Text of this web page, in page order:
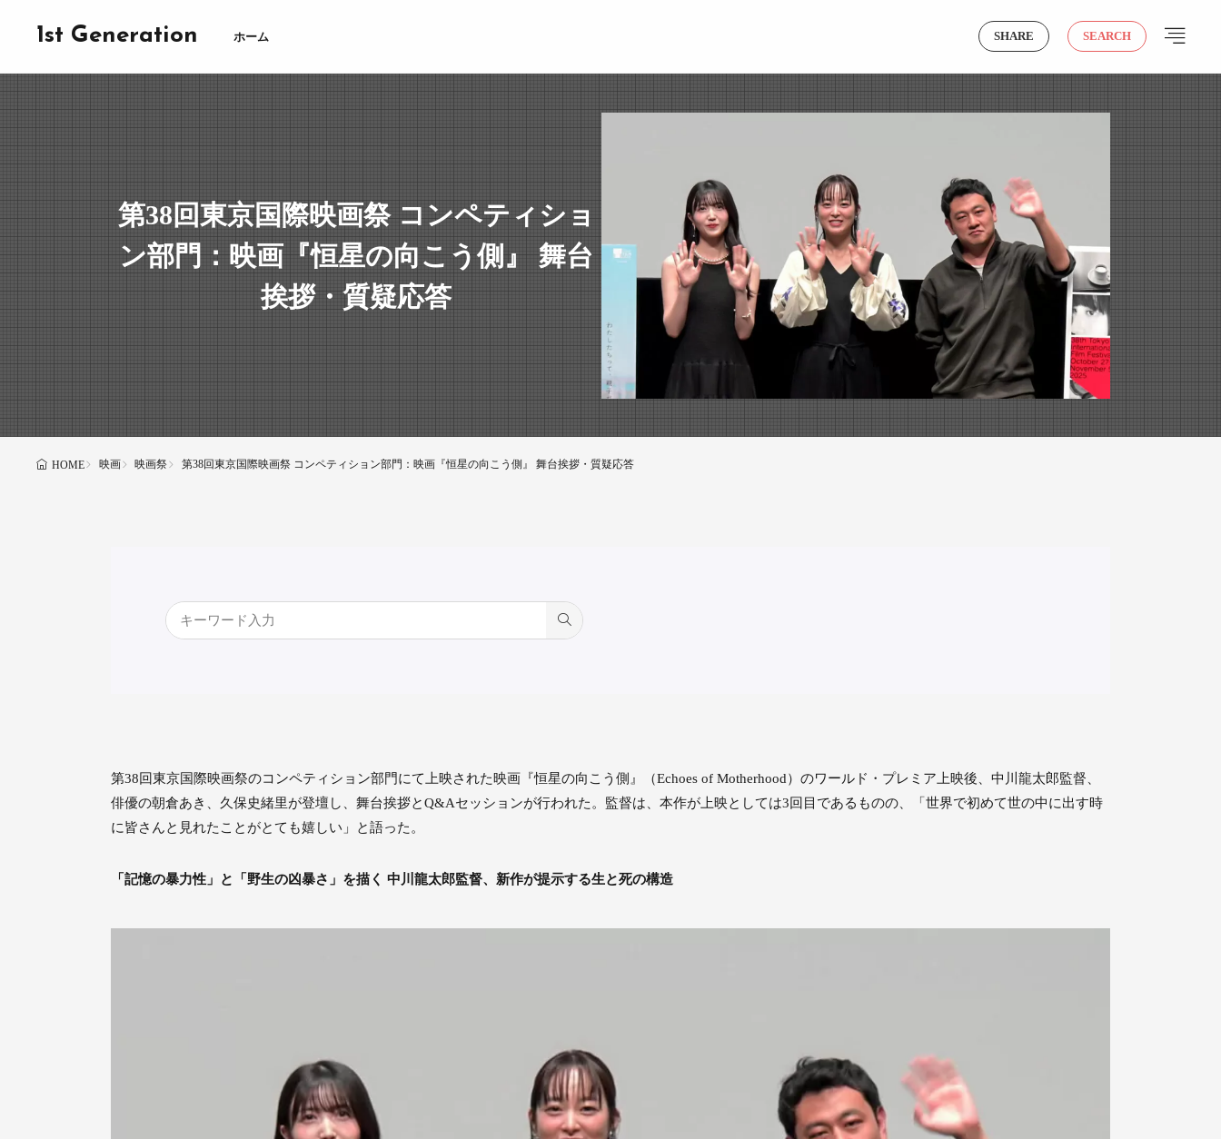
1st Generation ホーム SHARE SEARCH
第38回東京国際映画祭 コンペティショ
ン部門：映画『恒星の向こう側』 舞台
挨拶・質疑応答
HOME 映画 映画祭 第38回東京国際映画祭 コンペティション部門：映画『恒星の向こう側』 舞台挨拶・質疑応答
第38回東京国際映画祭のコンペティション部門にて上映された映画『恒星の向こう側』（Echoes of Motherhood）のワールド・プレミア上映後、中川龍太郎監督、
俳優の朝倉あき、久保史緒里が登壇し、舞台挨拶とQ&Aセッションが行われた。監督は、本作が上映としては3回目であるものの、「世界で初めて世の中に出す時
に皆さんと見れたことがとても嬉しい」と語った。
「記憶の暴力性」と「野生の凶暴さ」を描く 中川龍太郎監督、新作が提示する生と死の構造